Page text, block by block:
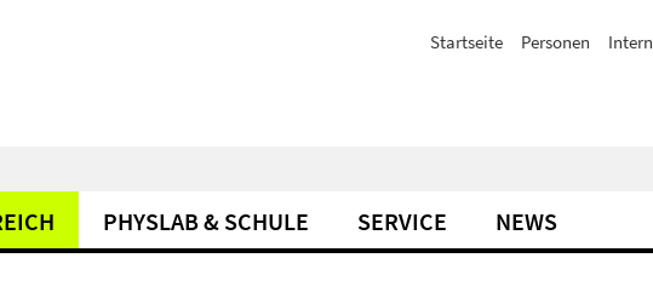
Startseite Personen Intern
PHYSLAB & SCHULE SERVICE NEWS